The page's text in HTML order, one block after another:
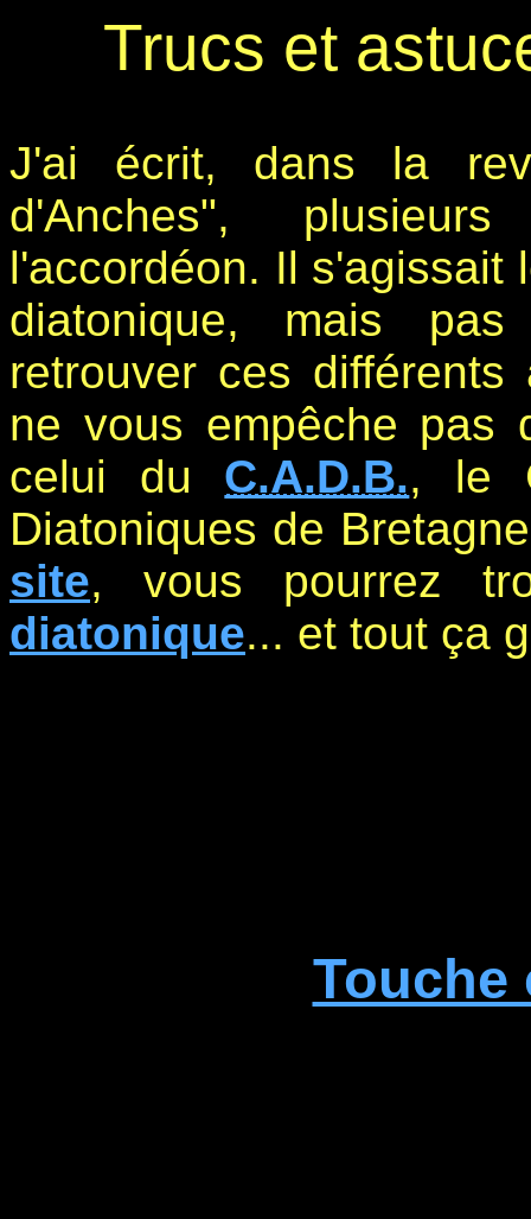
Trucs et
J'ai écrit, dans la
d'Anches",
l'accordéon. Il s'agissait
diatonique, mais
retrouver ces
ne vous empêche pas
celui du C.A.D.B., le
Diatoniques de
site, vous pourrez
diatonique... et tout ça
Touche